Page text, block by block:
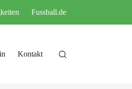
Fussball.de
Kontakt